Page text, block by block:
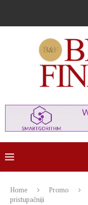
Home Promo
pristupačniji